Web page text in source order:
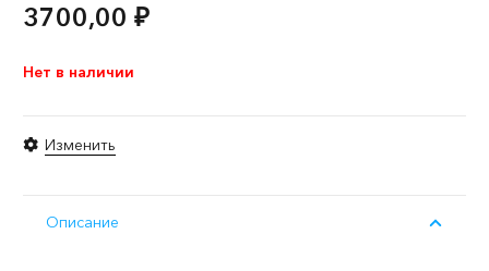
3700,00 ₽
Нет в наличии
Изменить
Описание